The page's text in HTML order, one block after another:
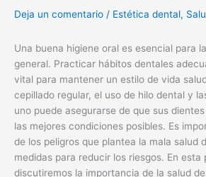
Deja un comentario / Estética dental,
Una buena higiene oral es esencial para
general. Practicar hábitos dentales
vital para mantener un estilo de vida
cepillado regular, el uso de hilo dental y
uno puede asegurarse de que sus
las mejores condiciones posibles. Es
de los peligros que plantea la mala salud
medidas para reducir los riesgos. En esta
discutiremos la importancia de la salud